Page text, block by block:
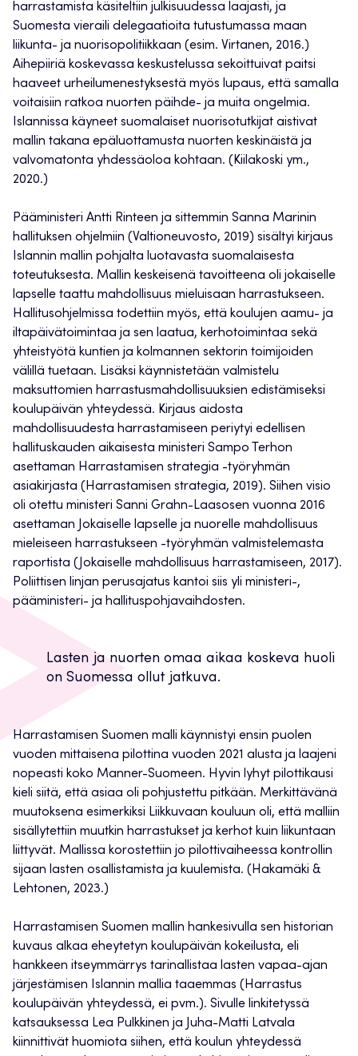
harrastamista käsiteltiin julkisuudessa laajasti, ja
Suomesta vieraili delegaatioita tutustumassa maan
liikunta- ja nuorisopolitiikkaan (esim. Virtanen, 2016.)
Aihepiiriä koskevassa keskustelussa sekoittuivat paitsi
haaveet urheilumenestyksestä myös lupaus, että samalla
voitaisiin ratkoa nuorten päihde- ja muita ongelmia.
Islannissa käyneet suomalaiset nuorisotutkijat aistivat
mallin takana epäluottamusta nuorten keskinäistä ja
valvomatonta yhdessäoloa kohtaan. (Kiilakoski ym.,
2020.)
Pääministeri Antti Rinteen ja sittemmin Sanna Marinin
hallituksen ohjelmiin (Valtioneuvosto, 2019) sisältyi kirjaus
Islannin mallin pohjalta luotavasta suomalaisesta
toteutuksesta. Mallin keskeisenä tavoitteena oli jokaiselle
lapselle taattu mahdollisuus mieluisaan harrastukseen.
Hallitusohjelmissa todettiin myös, että koulujen aamu- ja
iltapäivätoimintaa ja sen laatua, kerhotoimintaa sekä
yhteistyötä kuntien ja kolmannen sektorin toimijoiden
välillä tuetaan. Lisäksi käynnistetään valmistelu
maksuttomien harrastusmahdollisuuksien edistämiseksi
koulupäivän yhteydessä. Kirjaus aidosta
mahdollisuudesta harrastamiseen periytyi edellisen
hallituskauden aikaisesta ministeri Sampo Terhon
asettaman Harrastamisen strategia -työryhmän
asiakirjasta (Harrastamisen strategia, 2019). Siihen visio
oli otettu ministeri Sanni Grahn-Laasosen vuonna 2016
asettaman Jokaiselle lapselle ja nuorelle mahdollisuus
mieleiseen harrastukseen -työryhmän valmistelemasta
raportista (Jokaiselle mahdollisuus harrastamiseen, 2017).
Poliittisen linjan perusajatus kantoi siis yli ministeri-,
pääministeri- ja hallituspohjavaihdosten.
Lasten ja nuorten omaa aikaa koskeva huoli
on Suomessa ollut jatkuva.
Harrastamisen Suomen malli käynnistyi ensin puolen
vuoden mittaisena pilottina vuoden 2021 alusta ja laajeni
nopeasti koko Manner-Suomeen. Hyvin lyhyt pilottikausi
kieli siitä, että asiaa oli pohjustettu pitkään. Merkittävänä
muutoksena esimerkiksi Liikkuvaan kouluun oli, että malliin
sisällytettiin muutkin harrastukset ja kerhot kuin liikuntaan
liittyvät. Mallissa korostettiin jo pilottivaiheessa kontrollin
sijaan lasten osallistamista ja kuulemista. (Hakamäki &
Lehtonen, 2023.)
Harrastamisen Suomen mallin hankesivulla sen historian
kuvaus alkaa eheytetyn koulupäivän kokeilusta, eli
hankkeen itseymmärrys tarinallistaa lasten vapaa-ajan
järjestämisen Islannin mallia taaemmas (Harrastus
koulupäivän yhteydessä, ei pvm.). Sivulle linkitetyssä
katsauksessa Lea Pulkkinen ja Juha-Matti Latvala
kiinnittivät huomiota siihen, että koulun yhteydessä